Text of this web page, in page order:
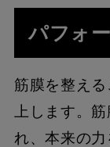
パフォ
筋膜を整え
上します。
れ、本来の